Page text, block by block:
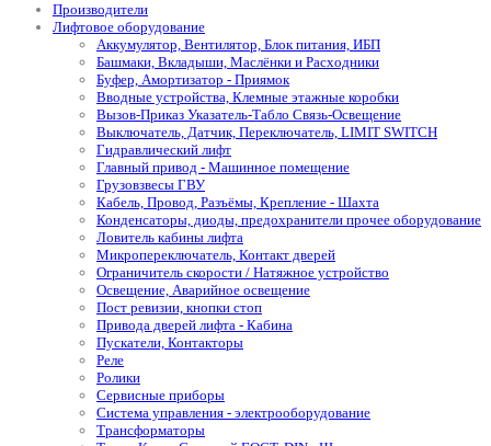
Производители
Лифтовое оборудование
Аккумулятор, Вентилятор, Блок питания, ИБП
Башмаки, Вкладыши, Маслёнки и Расходники
Буфер, Амортизатор - Приямок
Вводные устройства, Клемные этажные коробки
Вызов-Приказ Указатель-Табло Связь-Освещение
Выключатель, Датчик, Переключатель, LIMIT SWITCH
Гидравлический лифт
Главный привод - Машинное помещение
Грузовзвесы ГВУ
Кабель, Провод, Разъёмы, Крепление - Шахта
Конденсаторы, диоды, предохранители прочее оборудование
Ловитель кабины лифта
Микропереключатель, Контакт дверей
Ограничитель скорости / Натяжное устройство
Освещение, Аварийное освещение
Пост ревизии, кнопки стоп
Привода дверей лифта - Кабина
Пускатели, Контакторы
Реле
Ролики
Сервисные приборы
Система управления - электрооборудование
Трансформаторы